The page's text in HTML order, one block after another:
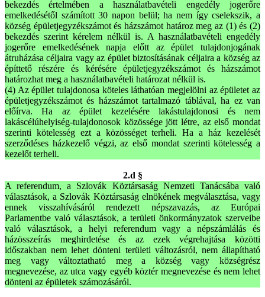
bekezdés értelmében a használatbavételi engedély jogerőre
emelkedésétől számított 30 napon belül; ha nem így cselekszik, a
község épületjegyzékszámot és házszámot határoz meg az (1) és (2)
bekezdés szerint kérelem nélkül is. A használatbavételi engedély
jogerőre emelkedésének napja előtt az épület tulajdonjogának
átruházása céljaira vagy az épület biztosításának céljaira a község az
építtető részére és kérésére épületjegyzékszámot és házszámot
határozhat meg a használatbavételi határozat nélkül is.
(4) Az épület tulajdonosa köteles láthatóan megjelölni az épületet az
épületjegyzékszámot és házszámot tartalmazó táblával, ha ez van
előírva. Ha az épület kezelésére lakástulajdonosi és nem
lakáscélúhelyiség-tulajdonosok közössége jött létre, az első mondat
szerinti kötelesség ezt a közösséget terheli. Ha a ház kezelését
szerződéses házkezelő végzi, az első mondat szerinti kötelesség a
kezelőt terheli.
2.d §
A referendum, a Szlovák Köztársaság Nemzeti Tanácsába való
választások, a Szlovák Köztársaság elnökének megválasztása, vagy
ennek visszahívásáról rendezett népszavazás, az Európai
Parlamentbe való választások, a területi önkormányzatok szerveibe
való választások, a helyi referendum vagy a népszámlálás és
házösszeírás meghirdetése és az ezek végrehajtása közötti
időszakban nem lehet dönteni területi változásról, nem állapítható
meg vagy változtatható meg a község vagy községrész
megnevezése, az utca vagy egyéb köztér megnevezése és nem lehet
dönteni az épületek számozásáról.